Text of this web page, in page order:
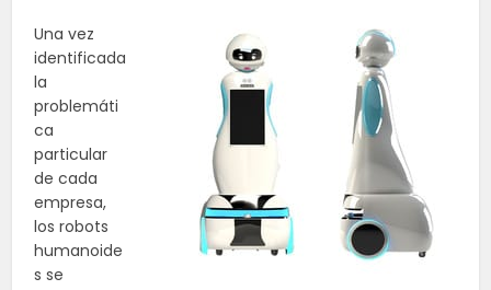
Una vez
identificada
la
problemáti
ca
particular
de cada
empresa,
los robots
humanoide
s se